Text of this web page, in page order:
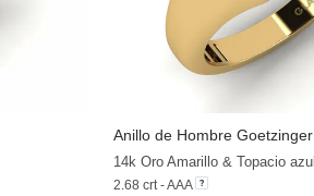
Anillo de Hombre Goetzinger
14k Oro Amarillo & Topacio azul
2.68 crt - AAA